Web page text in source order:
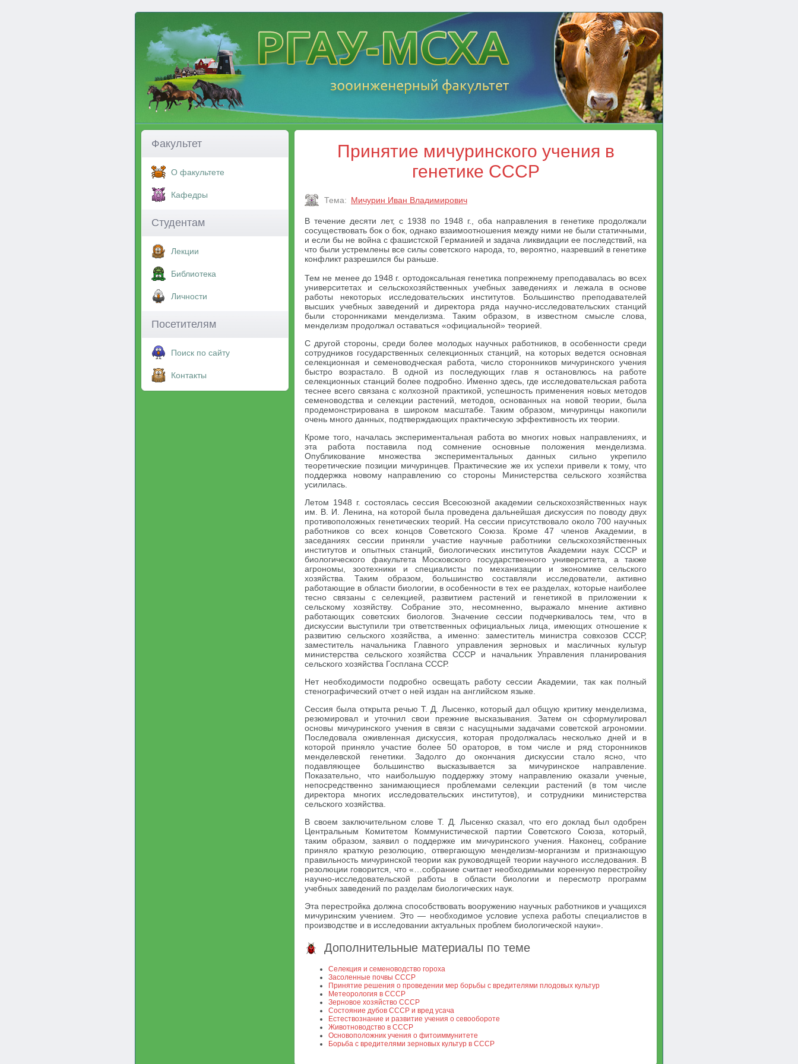
Факультет
О факультете
Кафедры
Студентам
Лекции
Библиотека
Личности
Посетителям
Поиск по сайту
Контакты
Принятие мичуринского учения в
генетике СССР
Тема: Мичурин Иван Владимирович
В течение десяти лет, с 1938 по 1948 г., оба направления в генетике продолжали
сосуществовать бок о бок, однако взаимоотношения между ними не были статичными,
и если бы не война с фашистской Германией и задача ликвидации ее последствий, на
что были устремлены все силы советского народа, то, вероятно, назревший в генетике
конфликт разрешился бы раньше.
Тем не менее до 1948 г. ортодоксальная генетика попрежнему преподавалась во всех
университетах и сельскохозяйственных учебных заведениях и лежала в основе
работы некоторых исследовательских институтов. Большинство преподавателей
высших учебных заведений и директора ряда научно-исследовательских станций
были сторонниками менделизма. Таким образом, в известном смысле слова,
менделизм продолжал оставаться «официальной» теорией.
С другой стороны, среди более молодых научных работников, в особенности среди
сотрудников государственных селекционных станций, на которых ведется основная
селекционная и семеноводческая работа, число сторонников мичуринского учения
быстро возрастало. В одной из последующих глав я остановлюсь на работе
селекционных станций более подробно. Именно здесь, где исследовательская работа
теснее всего связана с колхозной практикой, успешность применения новых методов
семеноводства и селекции растений, методов, основанных на новой теории, была
продемонстрирована в широком масштабе. Таким образом, мичуринцы накопили
очень много данных, подтверждающих практическую эффективность их теории.
Кроме того, началась экспериментальная работа во многих новых направлениях, и
эта работа поставила под сомнение основные положения менделизма.
Опубликование множества экспериментальных данных сильно укрепило
теоретические позиции мичуринцев. Практические же их успехи привели к тому, что
поддержка новому направлению со стороны Министерства сельского хозяйства
усилилась.
Летом 1948 г. состоялась сессия Всесоюзной академии сельскохозяйственных наук
им. В. И. Ленина, на которой была проведена дальнейшая дискуссия по поводу двух
противоположных генетических теорий. На сессии присутствовало около 700 научных
работников со всех концов Советского Союза. Кроме 47 членов Академии, в
заседаниях сессии приняли участие научные работники сельскохозяйственных
институтов и опытных станций, биологических институтов Академии наук СССР и
биологического факультета Московского государственного университета, а также
агрономы, зоотехники и специалисты по механизации и экономике сельского
хозяйства. Таким образом, большинство составляли исследователи, активно
работающие в области биологии, в особенности в тех ее разделах, которые наиболее
тесно связаны с селекцией, развитием растений и генетикой в приложении к
сельскому хозяйству. Собрание это, несомненно, выражало мнение активно
работающих советских биологов. Значение сессии подчеркивалось тем, что в
дискуссии выступили три ответственных официальных лица, имеющих отношение к
развитию сельского хозяйства, а именно: заместитель министра совхозов СССР,
заместитель начальника Главного управления зерновых и масличных культур
министерства сельского хозяйства СССР и начальник Управления планирования
сельского хозяйства Госплана СССР.
Нет необходимости подробно освещать работу сессии Академии, так как полный
стенографический отчет о ней издан на английском языке.
Сессия была открыта речью Т. Д. Лысенко, который дал общую критику менделизма,
резюмировал и уточнил свои прежние высказывания. Затем он сформулировал
основы мичуринского учения в связи с насущными задачами советской агрономии.
Последовала оживленная дискуссия, которая продолжалась несколько дней и в
которой приняло участие более 50 ораторов, в том числе и ряд сторонников
менделевской генетики. Задолго до окончания дискуссии стало ясно, что
подавляющее большинство высказывается за мичуринское направление.
Показательно, что наибольшую поддержку этому направлению оказали ученые,
непосредственно занимающиеся проблемами селекции растений (в том числе
директора многих исследовательских институтов), и сотрудники министерства
сельского хозяйства.
В своем заключительном слове Т. Д. Лысенко сказал, что его доклад был одобрен
Центральным Комитетом Коммунистической партии Советского Союза, который,
таким образом, заявил о поддержке им мичуринского учения. Наконец, собрание
приняло краткую резолюцию, отвергающую менделизм-морганизм и признающую
правильность мичуринской теории как руководящей теории научного исследования. В
резолюции говорится, что «…собрание считает необходимыми коренную перестройку
научно-исследовательской работы в области биологии и пересмотр программ
учебных заведений по разделам биологических наук.
Эта перестройка должна способствовать вооружению научных работников и учащихся
мичуринским учением. Это — необходимое условие успеха работы специалистов в
производстве и в исследовании актуальных проблем биологической науки».
Дополнительные материалы по теме
Селекция и семеноводство гороха
Засоленные почвы СССР
Принятие решения о проведении мер борьбы с вредителями плодовых культур
Метеорология в СССР
Зерновое хозяйство СССР
Состояние дубов СССР и вред усача
Естествознание и развитие учения о севообороте
Животноводство в СССР
Основоположник учения о фитоиммунитете
Борьба с вредителями зерновых культур в СССР